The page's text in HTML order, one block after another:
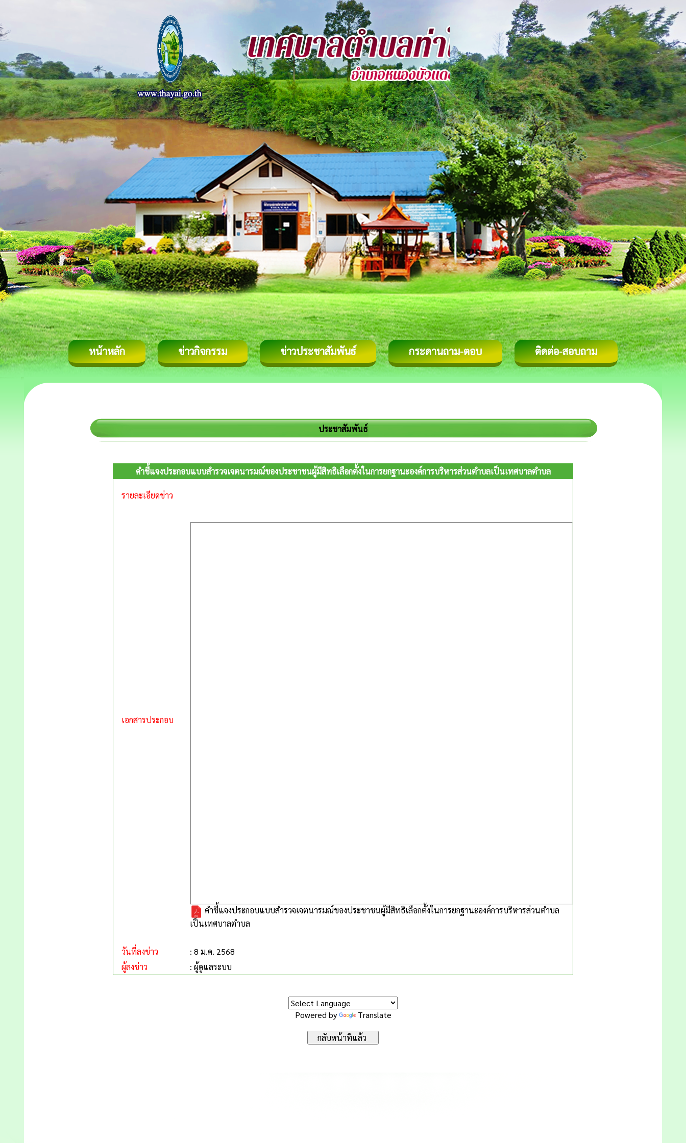
หน้าหลัก ข่าวกิจกรรม ข่าวประชาสัมพันธ์ กระดานถาม-ตอบ ติดต่อ-สอบถาม
ประชาสัมพันธ์
คำชี้แจงประกอบแบบสำรวจเจตนารมณ์ของประชาชนผู้มีสิทธิเลือกตั้งในการยกฐานะองค์การบริหารส่วนตำบลเป็นเทศบาลตำบล
รายละเอียดข่าว
เอกสารประกอบ
คำชี้แจงประกอบแบบสำรวจเจตนารมณ์ของประชาชนผู้มีสิทธิเลือกตั้งในการยกฐานะองค์การบริหารส่วนตำบล
เป็นเทศบาลตำบล
วันที่ลงข่าว
: 8 ม.ค. 2568
ผู้ลงข่าว
: ผู้ดูแลระบบ
Powered by Translate